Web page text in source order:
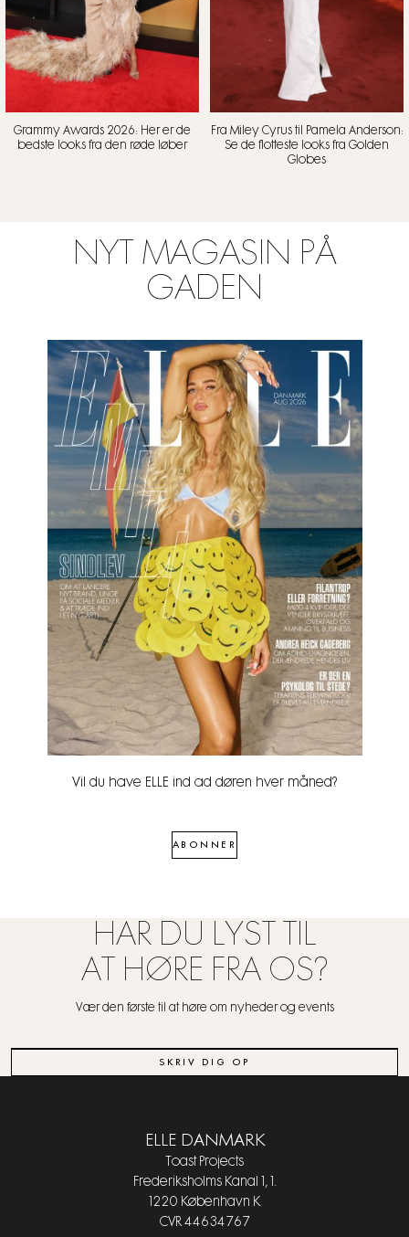
Grammy Awards 2026: Her er de
bedste looks fra den røde løber
Fra Miley Cyrus til Pamela Anderson:
Se de flotteste looks fra Golden
Globes
NYT MAGASIN PÅ
GADEN
Vil du have ELLE ind ad døren hver måned?
ABONNER
HAR DU LYST TIL
AT HØRE FRA OS?
Vær den første til at høre om nyheder og events
SKRIV DIG OP
ELLE DANMARK
Toast Projects
Frederiksholms Kanal 1, 1.
1220 København K
CVR 44634767